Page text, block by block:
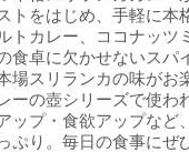
トをはじめ、手軽に本
トカレー、ココナッツ
食卓に欠かせないスパ
場スリランカの味がお
ーの壺シリーズで使わ
ップ・食欲アップなど
ぷり。毎日の食事にぜ